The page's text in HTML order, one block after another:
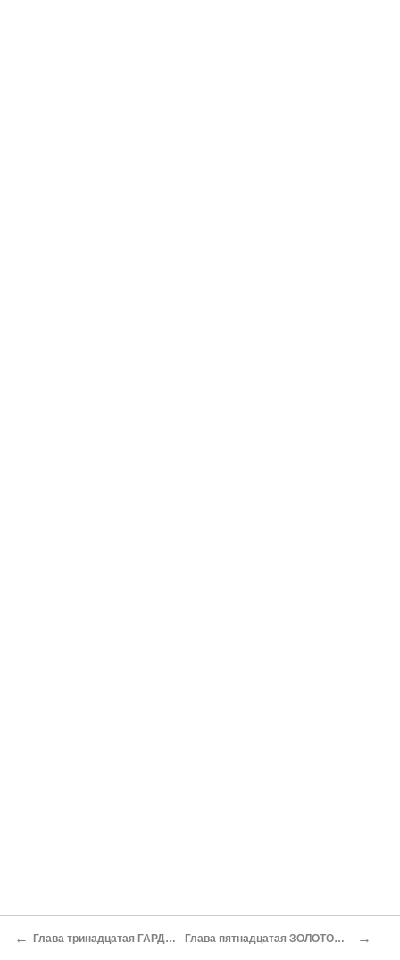
← Глава тринадцатая ГАРДАРИКИ Глава пятнадцатая ЗОЛОТОЙ ВОЛОС →